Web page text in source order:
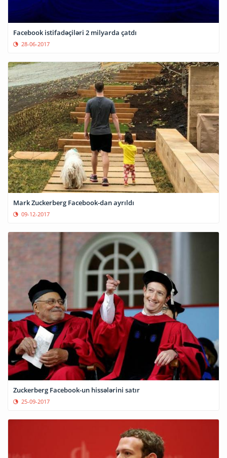
Facebook istifadəçiləri 2 milyarda çatdı
28-06-2017
Mark Zuckerberg Facebook-dan ayrıldı
09-12-2017
Zuckerberg Facebook-un hissələrini satır
25-09-2017